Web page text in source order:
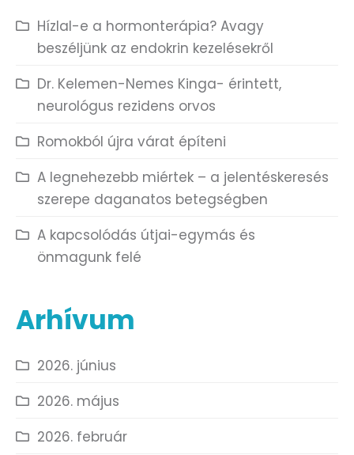
Hízlal-e a hormonterápia? Avagy
beszéljünk az endokrin kezelésekről
Dr. Kelemen-Nemes Kinga- érintett,
neurológus rezidens orvos
Romokból újra várat építeni
A legnehezebb miértek – a jelentéskeresés
szerepe daganatos betegségben
A kapcsolódás útjai-egymás és
önmagunk felé
Arhívum
2026. június
2026. május
2026. február